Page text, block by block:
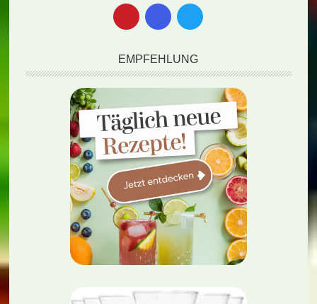
EMPFEHLUNG